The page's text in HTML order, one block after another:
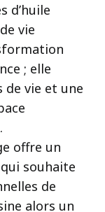
d’huile
vie
; elle
vie et une
offre un
souhaite
de
alors un